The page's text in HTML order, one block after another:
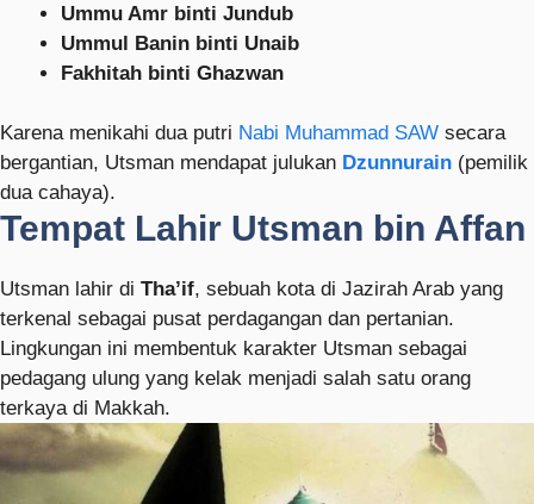
Ummu Amr binti Jundub
Ummul Banin binti Unaib
Fakhitah binti Ghazwan
Karena menikahi dua putri Nabi Muhammad SAW secara
bergantian, Utsman mendapat julukan Dzunnurain (pemilik
dua cahaya).
Tempat Lahir Utsman bin Affan
Utsman lahir di Tha’if, sebuah kota di Jazirah Arab yang
terkenal sebagai pusat perdagangan dan pertanian.
Lingkungan ini membentuk karakter Utsman sebagai
pedagang ulung yang kelak menjadi salah satu orang
terkaya di Makkah.